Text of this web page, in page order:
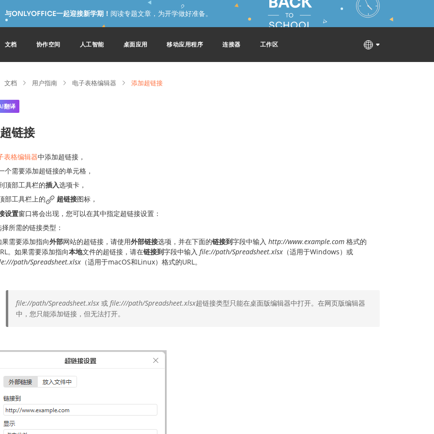
与ONLYOFFICE一起迎接新学期！ 阅读专题文章，为开学做好准备。
文档 协作空间 人工智能 桌面应用 移动应用程序 连接器 工作区
文档 用户指南 电子表格编辑器 添加超链接
翻译
链接
表格编辑器中添加超链接，
个需要添加超链接的单元格，
顶部工具栏的插入选项卡，
部工具栏上的
超链接图标，
设置窗口将会出现，您可以在其中指定超链接设置：
择所需的链接类型：
果需要添加指向外部网站的超链接，请使用外部链接选项，并在下面的链接到字段中输入 http://www.example.com 格式的
。如果需要添加指向本地文件的超链接，请在链接到字段中输入 file://path/Spreadsheet.xlsx （适用于Windows）或
path/Spreadsheet.xlsx （适用于macOS和Linux）格式的URL。
file://path/Spreadsheet.xlsx 或 file:///path/Spreadsheet.xlsx超链接类型只能在桌面版编辑器中打开。在网页版编辑器
中，您只能添加链接，但无法打开。